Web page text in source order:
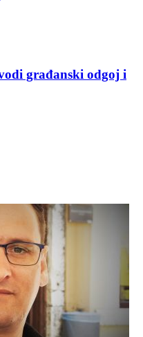
građanski odgoj i